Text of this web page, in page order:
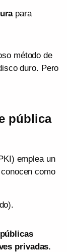
para
método de
duro. Pero
pública
emplea un
como
privadas.